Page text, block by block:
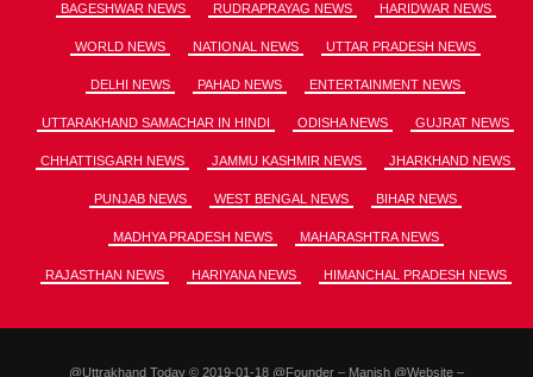
BAGESHWAR NEWS RUDRAPRAYAG NEWS HARIDWAR NEWS
WORLD NEWS NATIONAL NEWS UTTAR PRADESH NEWS
DELHI NEWS PAHAD NEWS ENTERTAINMENT NEWS
UTTARAKHAND SAMACHAR IN HINDI ODISHA NEWS GUJRAT NEWS
CHHATTISGARH NEWS JAMMU KASHMIR NEWS JHARKHAND NEWS
PUNJAB NEWS WEST BENGAL NEWS BIHAR NEWS
MADHYA PRADESH NEWS MAHARASHTRA NEWS
RAJASTHAN NEWS HARIYANA NEWS HIMANCHAL PRADESH NEWS
@Uttrakhand Today © 2019-01-18 @Founder – Manish @Website –